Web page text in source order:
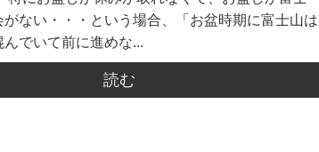
がない・・・という場合、「お盆時期に富士山は
でいて前に進めな...
読む